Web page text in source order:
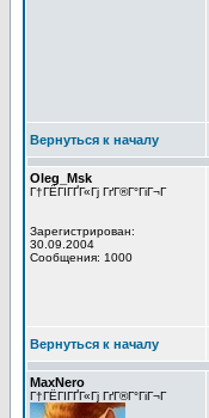
Вернуться к началу
Oleg_Msk
Г†ГЁГІГҐГ«Гј ГґГ®Г°ГіГ¬Г
Зарегистрирован:
30.09.2004
Сообщения: 1000
Вернуться к началу
MaxNero
Г†ГЁГІГҐГ«Гј ГґГ®Г°ГіГ¬Г